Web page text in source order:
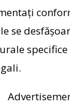
se
specifice